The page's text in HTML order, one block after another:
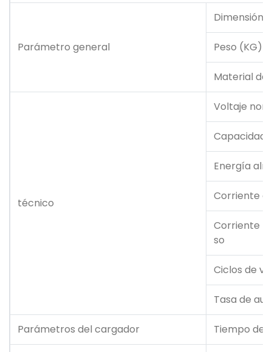
Parámetro general
Dimensión
Peso (KG)
Material de
técnico
Voltaje
Capacidad
Energía
Corriente
Corriente
so
Ciclos de
Tasa de
Parámetros del cargador Tiempo de